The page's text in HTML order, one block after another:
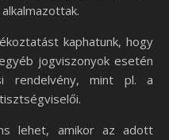
kaphatunk, hogy
jogviszonyok esetén
rendelvény, mint pl. a
lehet, amikor az adott